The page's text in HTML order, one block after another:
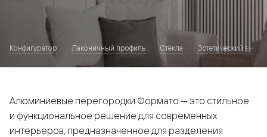
Конфигуратор Лаконичный профиль Стёкла Эстетический
Алюминиевые перегородки Формато — это стильное
и функциональное решение для современных
интерьеров, предназначенное для разделения